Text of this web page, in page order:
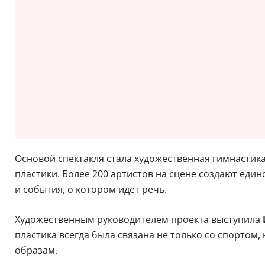
Основой спектакля стала художественная
пластики. Более 200 артистов на сцене создают
и события, о котором идет речь.
Художественным руководителем проекта выступила
пластика всегда была связана не только со
образам.